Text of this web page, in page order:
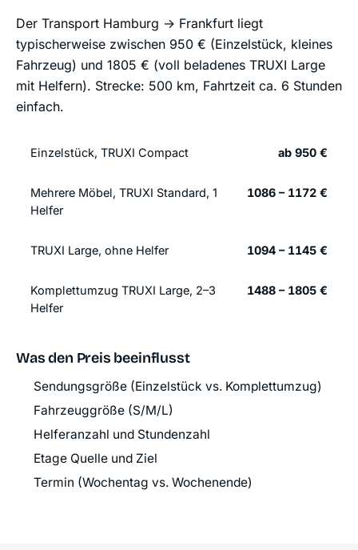
Der Transport Hamburg → Frankfurt liegt
typischerweise zwischen 950 € (Einzelstück, kleines
Fahrzeug) und 1805 € (voll beladenes TRUXI Large
mit Helfern). Strecke: 500 km, Fahrtzeit ca. 6 Stunden
einfach.
Einzelstück, TRUXI Compact ab 950 €
Mehrere Möbel, TRUXI Standard, 1
Helfer
1086 – 1172 €
TRUXI Large, ohne Helfer 1094 – 1145 €
Komplettumzug TRUXI Large, 2–3
Helfer
1488 – 1805 €
Was den Preis beeinflusst
Sendungsgröße (Einzelstück vs. Komplettumzug)
Fahrzeuggröße (S/M/L)
Helferanzahl und Stundenzahl
Etage Quelle und Ziel
Termin (Wochentag vs. Wochenende)